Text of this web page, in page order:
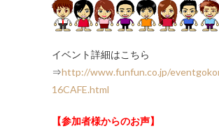
イベント詳細はこちら
⇒http://www.funfun.co.jp/
16CAFE.html
【参加者様からのお声】